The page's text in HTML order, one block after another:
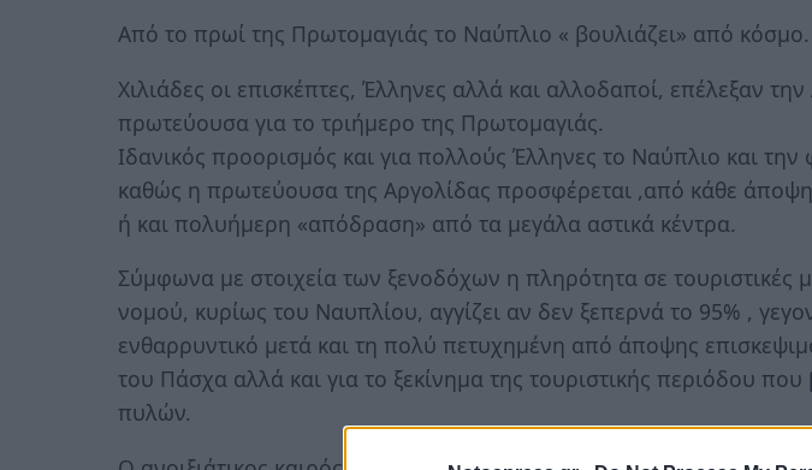
Από το πρωί της Πρωτομαγιάς το Ναύπλιο « βουλιάζει» από κόσμο.
Χιλιάδες οι επισκέπτες, Έλληνες αλλά και αλλοδαποί, επέλεξαν την
πρωτεύουσα για το τριήμερο της Πρωτομαγιάς.
Ιδανικός προορισμός και για πολλούς Έλληνες το Ναύπλιο και
καθώς η πρωτεύουσα της Αργολίδας προσφέρεται ,από κάθε
ή και πολυήμερη «απόδραση» από τα μεγάλα αστικά κέντρα.
Σύμφωνα με στοιχεία των ξενοδόχων η πληρότητα σε τουριστικές
νομού, κυρίως του Ναυπλίου, αγγίζει αν δεν ξεπερνά το 95% ,
ενθαρρυντικό μετά και τη πολύ πετυχημένη από άποψης
του Πάσχα αλλά και για το ξεκίνημα της τουριστικής περιόδου που
πυλών.